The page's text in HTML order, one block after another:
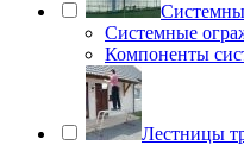
Системные
Компоненты
Лестницы